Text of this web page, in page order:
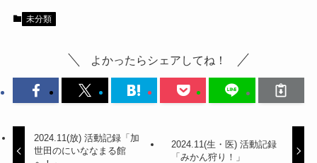
未分類
よかったらシェアしてね！
2024.11(放) 活動記録「加
世田のにいななまる館
2024.11(生・医) 活動記録
「みかん狩り！」